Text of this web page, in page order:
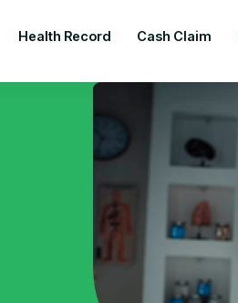
Health Record Cash Claim